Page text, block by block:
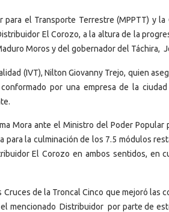
el Transporte Terrestre (MPPTT) y la
El Corozo, a la altura de la
Moros y del gobernador del Táchira,
(IVT), Nilton Giovanny Trejo, quien
por una empresa de la
Mora ante el Ministro del Poder Popular
para la culminación de los 7.5 módulos
El Corozo en ambos sentidos, en
de la Troncal Cinco que mejoró las
mencionado Distribuidor por parte de